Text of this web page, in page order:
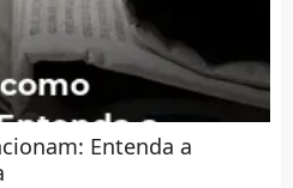
Entenda a